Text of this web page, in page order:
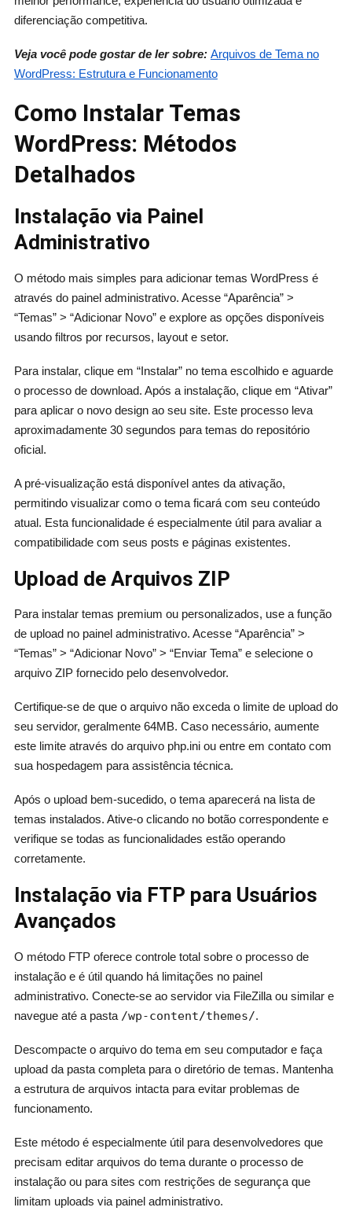
diferenciação competitiva.
Veja você pode gostar de ler sobre: Arquivos de Tema no
WordPress: Estrutura e Funcionamento
Como Instalar Temas
WordPress: Métodos
Detalhados
Instalação via Painel
Administrativo
O método mais simples para adicionar temas WordPress é
através do painel administrativo. Acesse “Aparência” >
“Temas” > “Adicionar Novo” e explore as opções disponíveis
usando filtros por recursos, layout e setor.
Para instalar, clique em “Instalar” no tema escolhido e aguarde
o processo de download. Após a instalação, clique em “Ativar”
para aplicar o novo design ao seu site. Este processo leva
aproximadamente 30 segundos para temas do repositório
oficial.
A pré-visualização está disponível antes da ativação,
permitindo visualizar como o tema ficará com seu conteúdo
atual. Esta funcionalidade é especialmente útil para avaliar a
compatibilidade com seus posts e páginas existentes.
Upload de Arquivos ZIP
Para instalar temas premium ou personalizados, use a função
de upload no painel administrativo. Acesse “Aparência” >
“Temas” > “Adicionar Novo” > “Enviar Tema” e selecione o
arquivo ZIP fornecido pelo desenvolvedor.
Certifique-se de que o arquivo não exceda o limite de upload do
seu servidor, geralmente 64MB. Caso necessário, aumente
este limite através do arquivo php.ini ou entre em contato com
sua hospedagem para assistência técnica.
Após o upload bem-sucedido, o tema aparecerá na lista de
temas instalados. Ative-o clicando no botão correspondente e
verifique se todas as funcionalidades estão operando
corretamente.
Instalação via FTP para Usuários
Avançados
O método FTP oferece controle total sobre o processo de
instalação e é útil quando há limitações no painel
administrativo. Conecte-se ao servidor via FileZilla ou similar e
navegue até a pasta /wp-content/themes/.
Descompacte o arquivo do tema em seu computador e faça
upload da pasta completa para o diretório de temas. Mantenha
a estrutura de arquivos intacta para evitar problemas de
funcionamento.
Este método é especialmente útil para desenvolvedores que
precisam editar arquivos do tema durante o processo de
instalação ou para sites com restrições de segurança que
limitam uploads via painel administrativo.